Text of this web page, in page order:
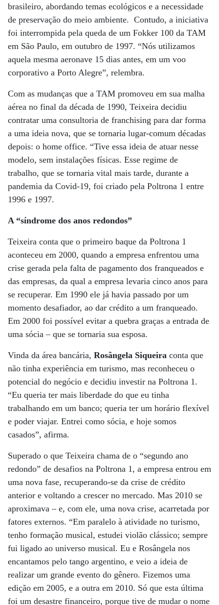
brasileiro, abordando temas ecológicos e a necessidade
de preservação do meio ambiente. Contudo, a iniciativa
foi interrompida pela queda de um Fokker 100 da TAM
em São Paulo, em outubro de 1997. “Nós utilizamos
aquela mesma aeronave 15 dias antes, em um voo
corporativo a Porto Alegre”, relembra.
Com as mudanças que a TAM promoveu em sua malha
aérea no final da década de 1990, Teixeira decidiu
contratar uma consultoria de franchising para dar forma
a uma ideia nova, que se tornaria lugar-comum décadas
depois: o home office. “Tive essa ideia de atuar nesse
modelo, sem instalações físicas. Esse regime de
trabalho, que se tornaria vital mais tarde, durante a
pandemia da Covid-19, foi criado pela Poltrona 1 entre
1996 e 1997.
A “síndrome dos anos redondos”
Teixeira conta que o primeiro baque da Poltrona 1
aconteceu em 2000, quando a empresa enfrentou uma
crise gerada pela falta de pagamento dos franqueados e
das empresas, da qual a empresa levaria cinco anos para
se recuperar. Em 1990 ele já havia passado por um
momento desafiador, ao dar crédito a um franqueado.
Em 2000 foi possível evitar a quebra graças a entrada de
uma sócia – que se tornaria sua esposa.
Vinda da área bancária, Rosângela Siqueira conta que
não tinha experiência em turismo, mas reconheceu o
potencial do negócio e decidiu investir na Poltrona 1.
“Eu queria ter mais liberdade do que eu tinha
trabalhando em um banco; queria ter um horário flexível
e poder viajar. Entrei como sócia, e hoje somos
casados”, afirma.
Superado o que Teixeira chama de o “segundo ano
redondo” de desafios na Poltrona 1, a empresa entrou em
uma nova fase, recuperando-se da crise de crédito
anterior e voltando a crescer no mercado. Mas 2010 se
aproximava – e, com ele, uma nova crise, acarretada por
fatores externos. “Em paralelo à atividade no turismo,
tenho formação musical, estudei violão clássico; sempre
fui ligado ao universo musical. Eu e Rosângela nos
encantamos pelo tango argentino, e veio a ideia de
realizar um grande evento do gênero. Fizemos uma
edição em 2005, e a outra em 2010. Só que esta última
foi um desastre financeiro, porque tive de mudar o nome